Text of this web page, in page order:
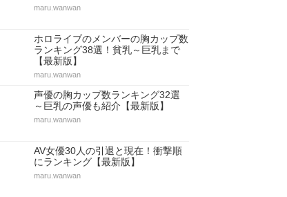
maru.wanwan
ホロライブのメンバーの胸カップ数
ランキング38選！貧乳～巨乳まで
【最新版】
maru.wanwan
声優の胸カップ数ランキング32選
～巨乳の声優も紹介【最新版】
maru.wanwan
AV女優30人の引退と現在！衝撃順
にランキング【最新版】
maru.wanwan